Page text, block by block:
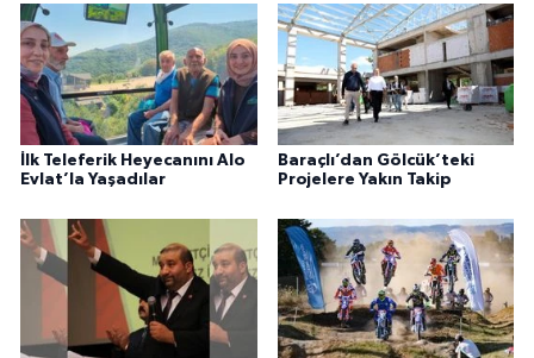
İlk Teleferik Heyecanını Alo
Evlat’la Yaşadılar
Baraçlı’dan Gölcük’teki
Projelere Yakın Takip